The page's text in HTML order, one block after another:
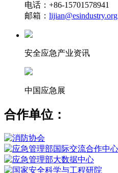
电话：+86-15701578941
邮箱： lijian@esindustry.org
安全应急产业资讯
中国应急展
合作单位：